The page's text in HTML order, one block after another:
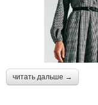
читать дальше →